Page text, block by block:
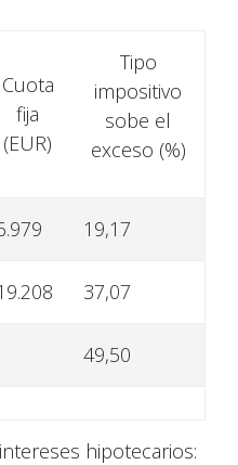
Cuota
fija
(EUR)
Tipo
impositivo
sobe el
exceso (%)
19,17
37,07
49,50
hipotecarios: